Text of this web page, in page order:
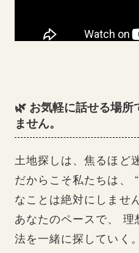
🌿 お気軽に話せる場所
ません。
土地探しは、焦るほど
だからこそ私たちは、
なことは絶対にしません
あなたのペースで、
法を一緒に探していく。